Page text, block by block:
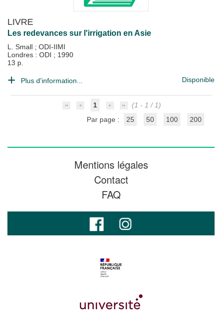
LIVRE
Les redevances sur l'irrigation en Asie
L. Small ; ODI-IIMI
Londres : ODI ; 1990
13 p.
Plus d'information... Disponible
1
(1 - 1 / 1)
Par page :
25 50 100 200
Mentions légales
Contact
FAQ